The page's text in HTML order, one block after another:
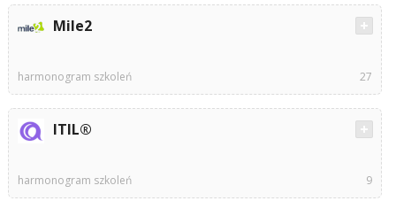
Mile2
harmonogram szkoleń 27
ITIL®
harmonogram szkoleń 9